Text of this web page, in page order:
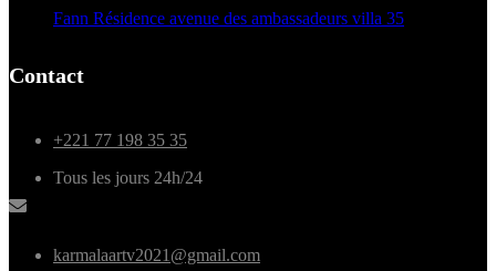
Fann Résidence avenue des ambassadeurs villa 35
Contact
+221 77 198 35 35
Tous les jours 24h/24
karmalaartv2021@gmail.com